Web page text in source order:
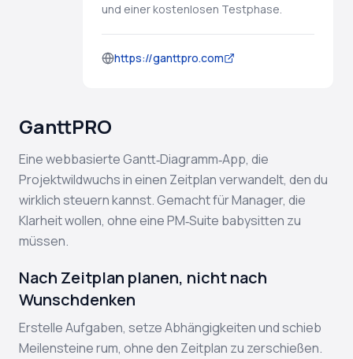
und einer kostenlosen Testphase.
https://ganttpro.com
GanttPRO
Eine webbasierte Gantt‑Diagramm‑App, die
Projektwildwuchs in einen Zeitplan verwandelt, den du
wirklich steuern kannst. Gemacht für Manager, die
Klarheit wollen, ohne eine PM‑Suite babysitten zu
müssen.
Nach Zeitplan planen, nicht nach
Wunschdenken
Erstelle Aufgaben, setze Abhängigkeiten und schieb
Meilensteine rum, ohne den Zeitplan zu zerschießen.